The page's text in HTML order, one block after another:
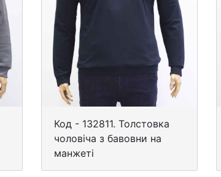
Код - 132811. Толстовка
чоловіча з бавовни на
манжеті